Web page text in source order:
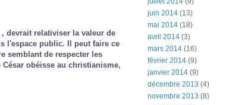
devrait relativiser la valeur de
l'espace public. Il peut faire ce
semblant de respecter les
obéisse au christianisme,
juin 2014 (13)
mai 2014 (18)
avril 2014 (3)
mars 2014 (16)
février 2014 (9)
janvier 2014 (9)
décembre 2013 (4)
novembre 2013 (8)